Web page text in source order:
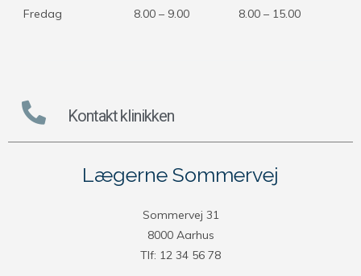
Fredag 8.00 – 9.00 8.00 – 15.00
Kontakt klinikken
Lægerne Sommervej
Sommervej 31
8000 Aarhus
Tlf: 12 34 56 78